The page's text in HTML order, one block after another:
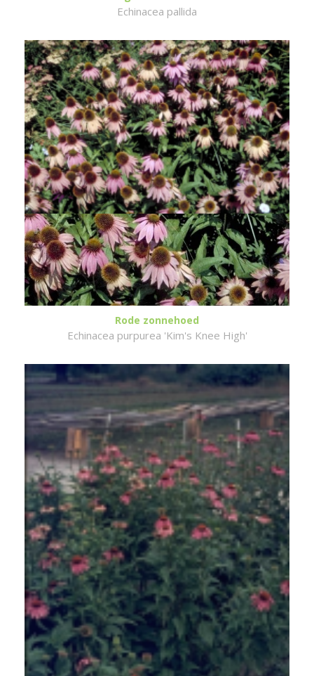
Echinacea pallida
Rode zonnehoed
Echinacea purpurea 'Kim's Knee High'
Rode zonnehoed
Echinacea purpurea 'Leuchtstern'